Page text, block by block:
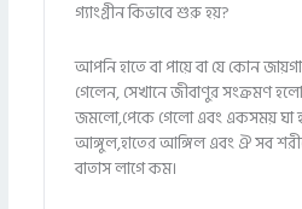
গ্যাংগ্রীন কিভাবে শুরু হয়?
আপনি হাতে বা পায়ে বা যে কোন
গেলেন, সেখানে জীবাণুর সংক্রমণ
জমলো,পেকে গেলো এবং একসময় ঘা
আঙ্গুল,হাতের আঙ্গিল এবং ঐ সব
বাতাস লাগে কম।